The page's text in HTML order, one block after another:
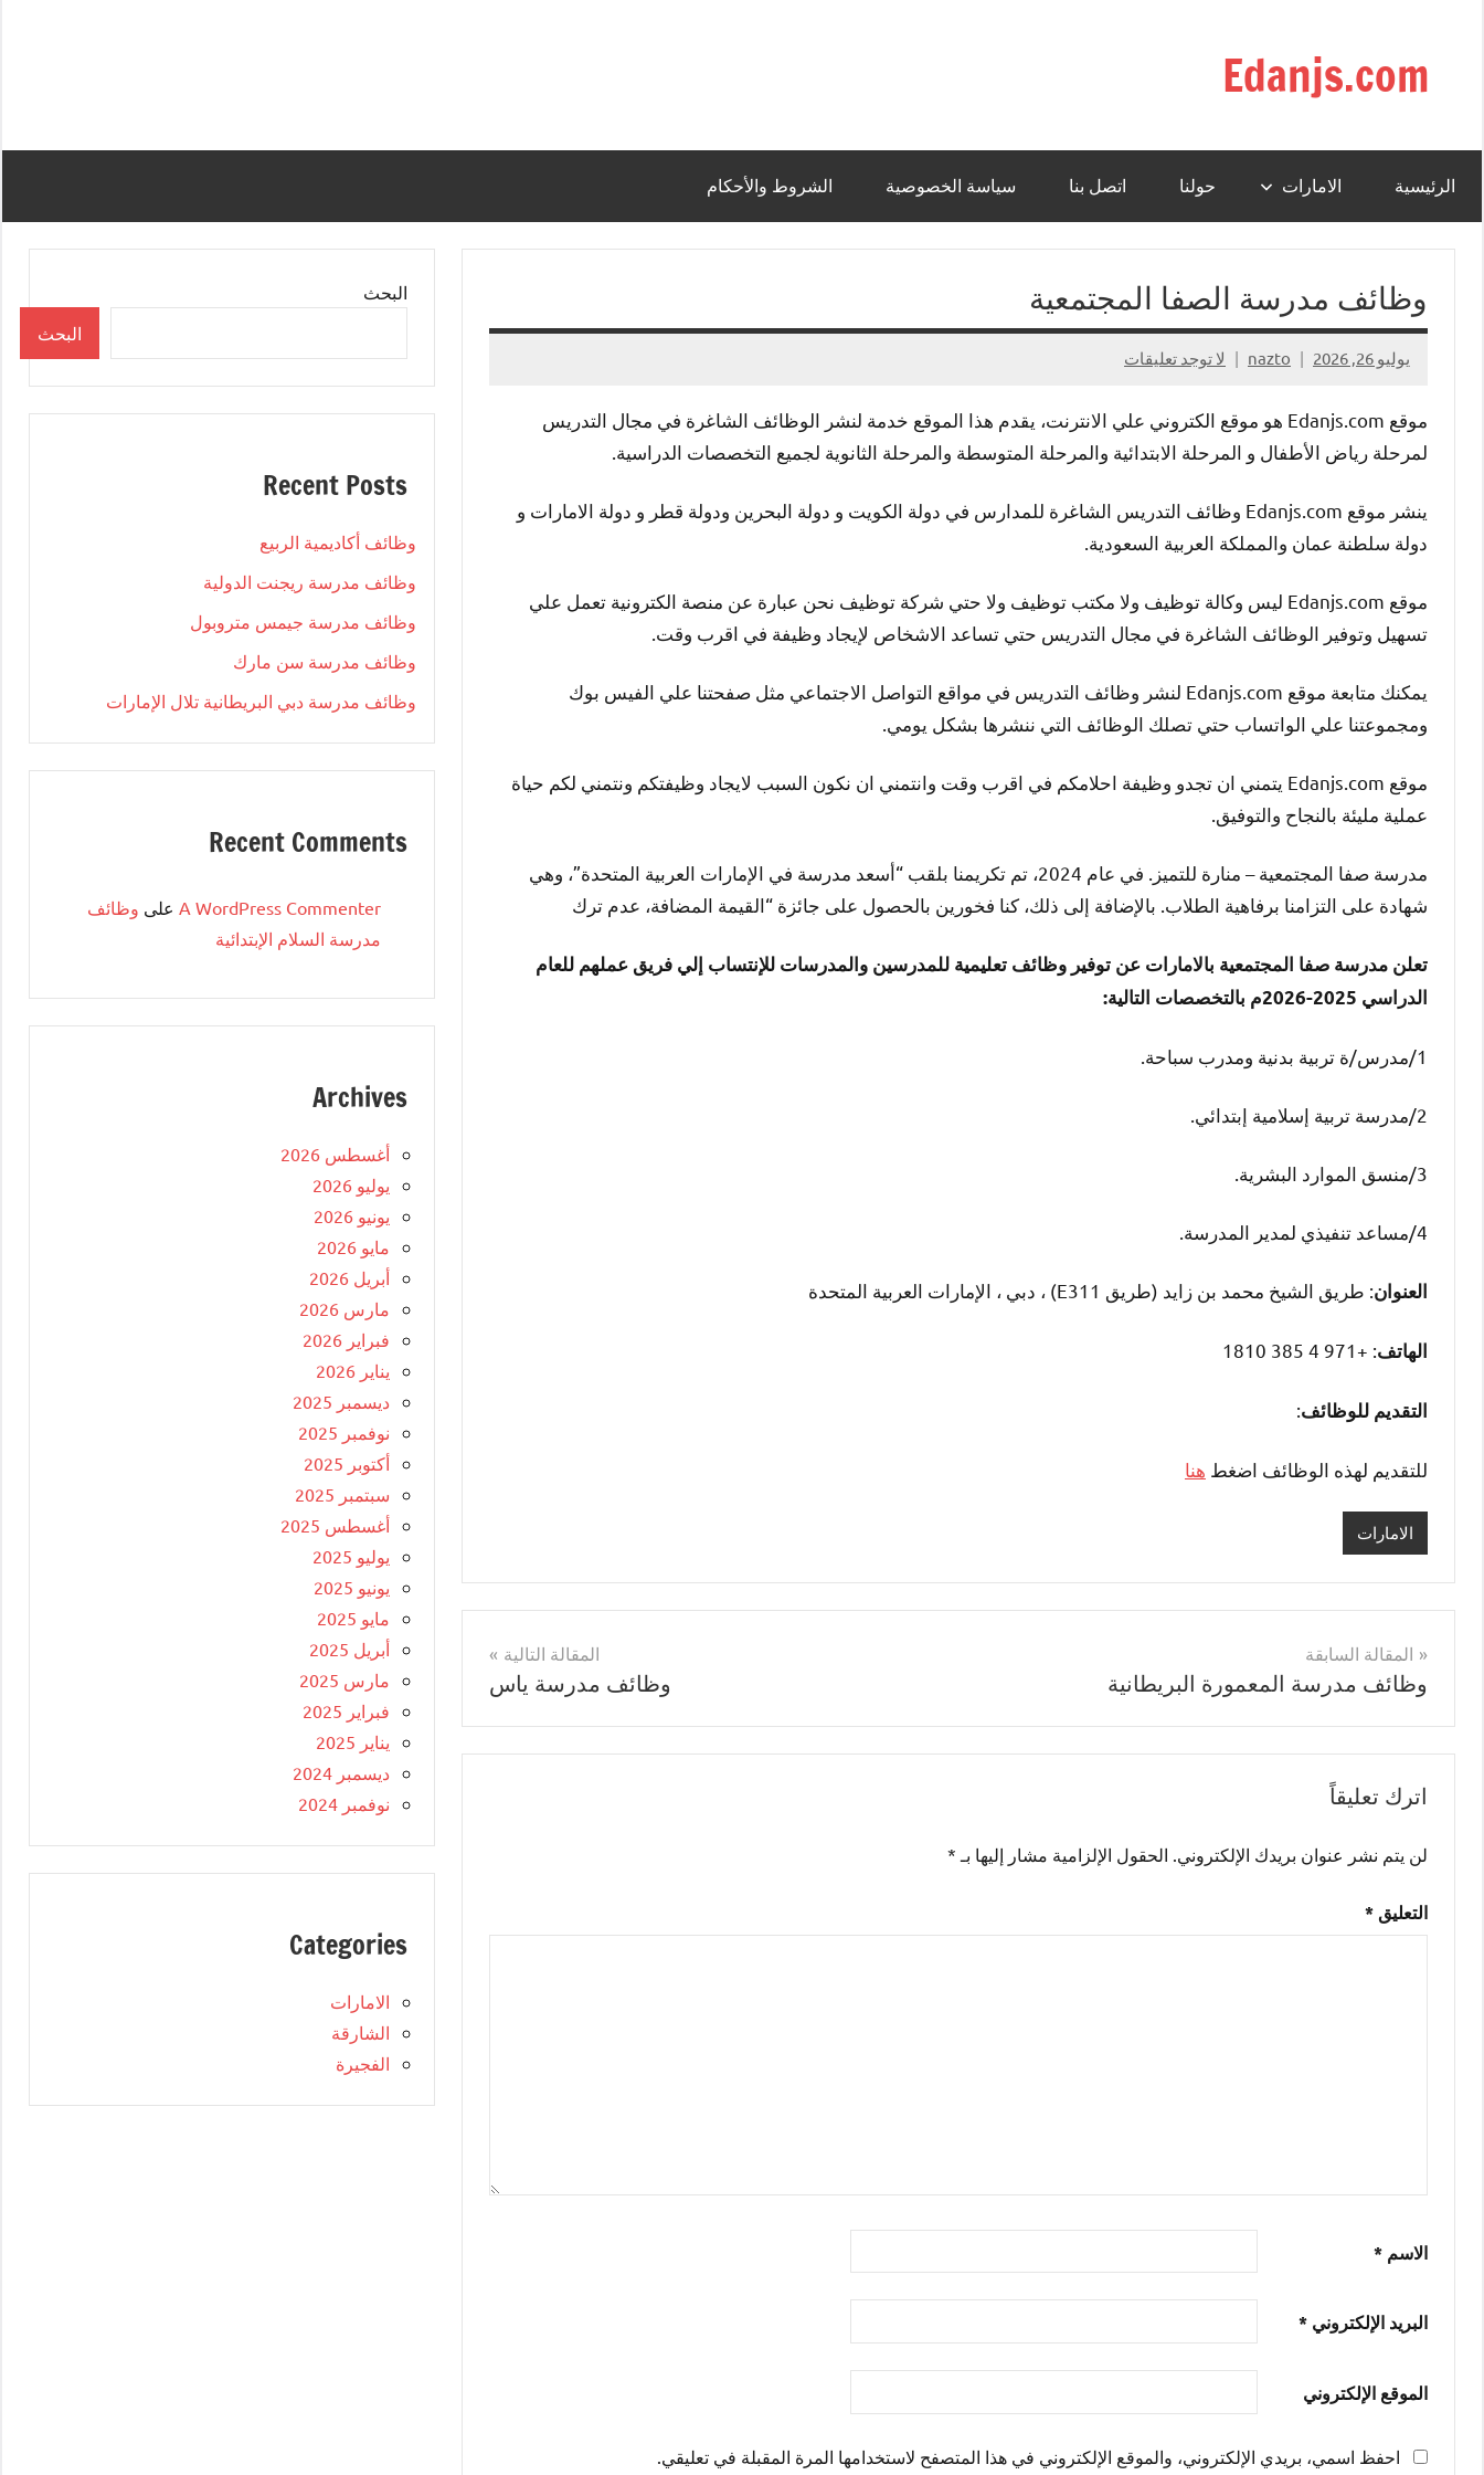
المحتوىEdanjs.com
الرئيسية الامارات حولنا اتصل بنا سياسة الخصوصية الشروط والأحكام
وظائف مدرسة الصفا المجتمعية
يوليو 26, 2026 nazto لا توجد تعليقات
موقع Edanjs.com هو موقع الكتروني علي الانترنت، يقدم هذا الموقع خدمة لنشر الوظائف الشاغرة في مجال التدريس
لمرحلة رياض الأطفال و المرحلة الابتدائية والمرحلة المتوسطة والمرحلة الثانوية لجميع التخصصات الدراسية.
ينشر موقع Edanjs.com وظائف التدريس الشاغرة للمدارس في دولة الكويت و دولة البحرين ودولة قطر و دولة الامارات و
دولة سلطنة عمان والمملكة العربية السعودية.
موقع Edanjs.com ليس وكالة توظيف ولا مكتب توظيف ولا حتي شركة توظيف نحن عبارة عن منصة الكترونية تعمل علي
تسهيل وتوفير الوظائف الشاغرة في مجال التدريس حتي تساعد الاشخاص لإيجاد وظيفة في اقرب وقت.
يمكنك متابعة موقع Edanjs.com لنشر وظائف التدريس في مواقع التواصل الاجتماعي مثل صفحتنا علي الفيس بوك
ومجموعتنا علي الواتساب حتي تصلك الوظائف التي ننشرها بشكل يومي.
موقع Edanjs.com يتمني ان تجدو وظيفة احلامكم في اقرب وقت وانتمني ان نكون السبب لايجاد وظيفتكم ونتمني لكم حياة
عملية مليئة بالنجاح والتوفيق.
مدرسة صفا المجتمعية – منارة للتميز. في عام 2024، تم تكريمنا بلقب “أسعد مدرسة في الإمارات العربية المتحدة”، وهي
شهادة على التزامنا برفاهية الطلاب. بالإضافة إلى ذلك، كنا فخورين بالحصول على جائزة “القيمة المضافة، عدم ترك
تعلن مدرسة صفا المجتمعية بالامارات عن توفير وظائف تعليمية للمدرسين والمدرسات للإنتساب إلي فريق عملهم للعام
الدراسي 2025-2026م بالتخصصات التالية:
1/مدرس/ة تربية بدنية ومدرب سباحة.
2/مدرسة تربية إسلامية إبتدائي.
3/منسق الموارد البشرية.
4/مساعد تنفيذي لمدير المدرسة.
العنوان: طريق الشيخ محمد بن زايد (طريق E311) ، دبي ، الإمارات العربية المتحدة
الهاتف: +971 4 385 1810
التقديم للوظائف:
للتقديم لهذه الوظائف اضغط هنا
الامارات
تصفّح
المقالات
المقالة السابقة
وظائف مدرسة المعمورة البريطانية
المقالة التالية
وظائف مدرسة ياس
اترك تعليقاً
لن يتم نشر عنوان بريدك الإلكتروني. الحقول الإلزامية مشار إليها بـ *
التعليق *
الاسم *
البريد الإلكتروني *
الموقع الإلكتروني
احفظ اسمي، بريدي الإلكتروني، والموقع الإلكتروني في هذا المتصفح لاستخدامها المرة المقبلة في تعليقي.
البحث
البحث
Recent Posts
وظائف أكاديمية الربيع
وظائف مدرسة ريجنت الدولية
وظائف مدرسة جيمس متروبول
وظائف مدرسة سن مارك
وظائف مدرسة دبي البريطانية تلال الإمارات
Recent Comments
A WordPress Commenter على وظائف
مدرسة السلام الإبتدائية
Archives
أغسطس 2026
يوليو 2026
يونيو 2026
مايو 2026
أبريل 2026
مارس 2026
فبراير 2026
يناير 2026
ديسمبر 2025
نوفمبر 2025
أكتوبر 2025
سبتمبر 2025
أغسطس 2025
يوليو 2025
يونيو 2025
مايو 2025
أبريل 2025
مارس 2025
فبراير 2025
يناير 2025
ديسمبر 2024
نوفمبر 2024
Categories
الامارات
الشارقة
الفجيرة